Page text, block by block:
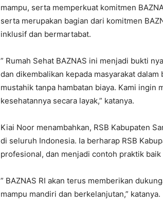
mampu, serta memperkuat komitmen
serta merupakan bagian dari komitmen
inklusif dan bermartabat.
” Rumah Sehat BAZNAS ini menjadi bukti
dan dikembalikan kepada masyarakat
mustahik tanpa hambatan biaya. Kami ingin
kesehatannya secara layak,” katanya.
Kiai Noor menambahkan, RSB Kabupaten
di seluruh Indonesia. Ia berharap RSB
profesional, dan menjadi contoh praktik
” BAZNAS RI akan terus memberikan
mampu mandiri dan berkelanjutan,” katanya.